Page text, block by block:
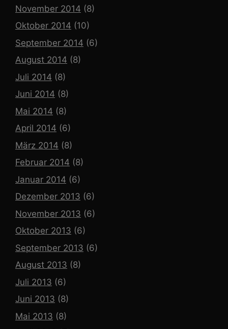
November 2014 (8)
Oktober 2014 (10)
September 2014 (6)
August 2014 (8)
Juli 2014 (8)
Juni 2014 (8)
Mai 2014 (8)
April 2014 (6)
März 2014 (8)
Februar 2014 (8)
Januar 2014 (6)
Dezember 2013 (6)
November 2013 (6)
Oktober 2013 (6)
September 2013 (6)
August 2013 (8)
Juli 2013 (6)
Juni 2013 (8)
Mai 2013 (8)